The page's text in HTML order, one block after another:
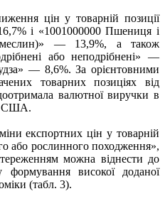
цін у товарній позиції
і «1001000000 Пшениця і
— 13,9%, а також
або неподрібнені» —
— 8,6%. За орієнтовними
товарних позиціях від
валютної виручки в
США.
експортних цін у товарній
або рослинного походження»,
можна віднести до
формування високої доданої
(табл. 3).